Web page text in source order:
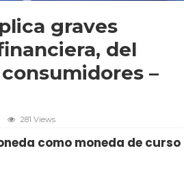
graves
del
–
281 Views
como moneda de curso